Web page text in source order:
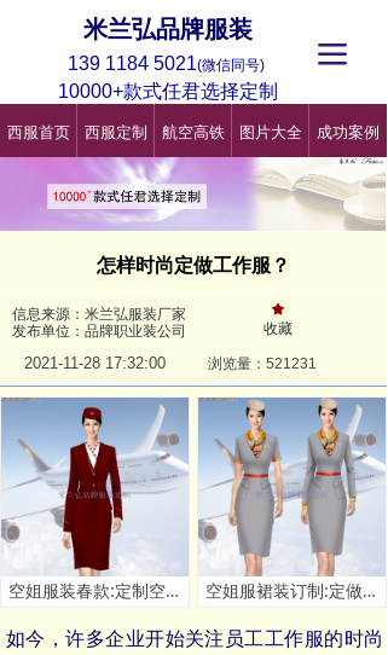
米兰弘品牌服装
西服首页 西服定制 航空高铁 图片大全 成功案例
끀
139 1184 5021(微信同号)
10000+款式任君选择定制
怎样时尚定做工作服？
2021-11-28 17:32:00 浏览量：521231
끄
收藏
信息来源：米兰弘服装厂家
发布单位：品牌职业装公司
如今，许多企业开始关注员工工作服的时尚
空姐服装春款:定制空姐春秋季套装款式 - 米兰弘服装厂家 空姐服裙装订制:定做空姐服连衣裙套装价格 - 米兰弘厂家